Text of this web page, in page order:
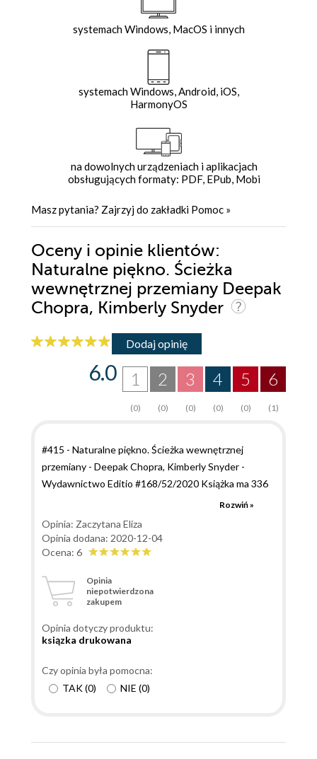
systemach Windows, MacOS i innych
systemach Windows, Android, iOS,
HarmonyOS
na dowolnych urządzeniach i aplikacjach
obsługujących formaty: PDF, EPub, Mobi
Masz pytania? Zajrzyj do zakładki Pomoc »
Oceny i opinie klientów:
Naturalne piękno. Ścieżka
wewnętrznej przemiany Deepak
Chopra, Kimberly Snyder
Dodaj opinię
6
(1)
5
(0)
4
(0)
3
(0)
2
(0)
1
(0)
6.0
#415 - Naturalne piękno. Ścieżka wewnętrznej
przemiany - Deepak Chopra, Kimberly Snyder -
Wydawnictwo Editio #168/52/2020 Książka ma 336
stron. Autorzy dzielą ją na 6 filarów - Pielęgnacja
dla zdrowia i urody, Pierwotne piękno, Piękny ruch i
Piękno duchowe. Mimo dużej ilości wiedzy, dobrze się
usystematyzowanie treści. Ciekawy jest także
Dodatek , a w nim Naturalne przepisy. Już pierwsza
dedykacji: "Tę książkę dedykuję Tobie, która czytasz
zrozumiała unikalne naturalne piękno, które jest w
Tobie już teraz." Dziękuję za książkę Wydawnictwo
Rozwiń »
Opinia: Zaczytana Eliza
Opinia dodana: 2020-12-04
Ocena: 6
Opinia
niepotwierdzona
zakupem
Opinia dotyczy produktu:
ksiązka drukowana
Czy opinia była pomocna:
TAK(0) NIE (0)